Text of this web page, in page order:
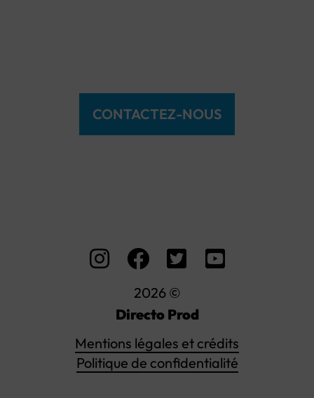
CONTACTEZ-NOUS
2026 ©
Directo Prod
Mentions légales et crédits
Politique de confidentialité